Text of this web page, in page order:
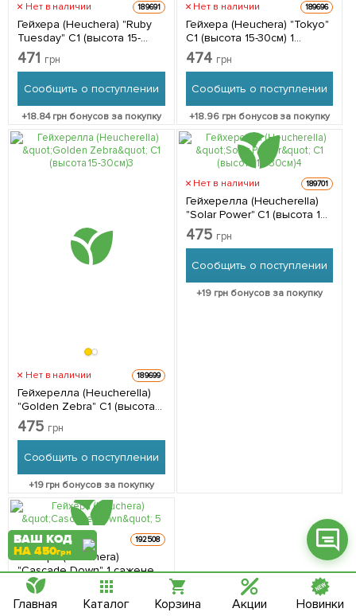
Нет в наличии 189691
Гейхера (Heuchera) "Ruby
Tuesday" С1 (высота 15-
30см) 1 саженец в
упаковке
471 грн
Сообщить о поступлении
+18.84грн бонусов за покупку
Нет в наличии 189696
Гейхера (Heuchera) "Tokyo"
С1 (высота 15-30см) 1
саженец в упаковке
474 грн
Сообщить о поступлении
+18.96грн бонусов за покупку
Нет в наличии 189699
Гейхерелла (Heucherella)
"Golden Zebra" С1 (высота
15-30см) 1 саженец в
упаковке
475 грн
Сообщить о поступлении
+19грн бонусов за покупку
Нет в наличии 189701
Гейхерелла (Heucherella)
"Solar Power" С1 (высота 15-
30см) 1 саженец в
упаковке
475 грн
Сообщить о поступлении
+19 грн бонусов за покупку
Нет в наличии 192508
Гейхера (Heuchera)
"Cascade Down" 1 саженец
в упаковке
205
ВАШ КОД
НА 450грн
Главная Каталог Корзина Акции Новинки